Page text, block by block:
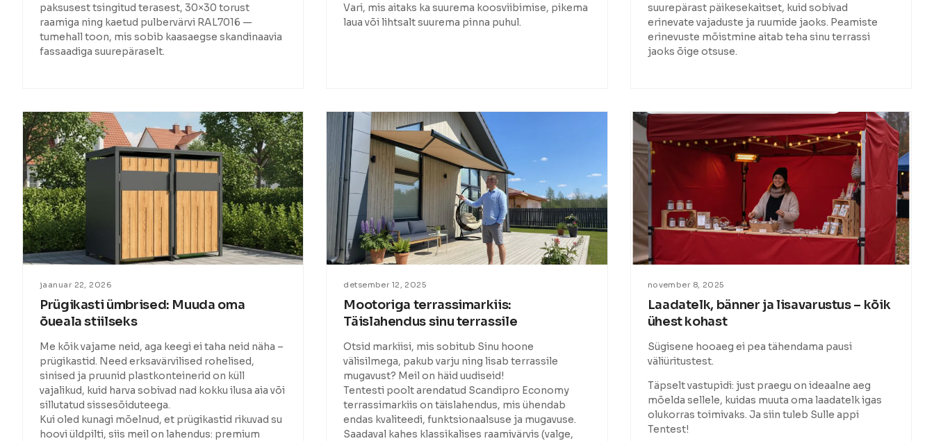
paksusest tsingitud terasest, 30×30 torust
raamiga ning kaetud pulbervärvi RAL7016 —
tumehall toon, mis sobib kaasaegse skandinaavia
fassaadiga suurepäraselt.
Vari, mis aitaks ka suurema koosviibimise, pikema
laua või lihtsalt suurema pinna puhul.
suurepärast päikesekaitset, kuid sobivad
erinevate vajaduste ja ruumide jaoks. Peamiste
erinevuste mõistmine aitab teha sinu terrassi
jaoks õige otsuse.
jaanuar 22, 2026
Prügikasti ümbrised: Muuda oma
õueala stiilseks
Me kõik vajame neid, aga keegi ei taha neid näha –
prügikastid. Need erksavärvilised rohelised,
sinised ja pruunid plastkonteinerid on küll
vajalikud, kuid harva sobivad nad kokku ilusa aia või
sillutatud sissesõiduteega.
Kui oled kunagi mõelnud, et prügikastid rikuvad su
hoovi üldpilti, siis meil on lahendus: premium
detsember 12, 2025
Mootoriga terrassimarkiis:
Täislahendus sinu terrassile
Otsid markiisi, mis sobitub Sinu hoone
välisilmega, pakub varju ning lisab terrassile
mugavust? Meil on häid uudiseid!
Tentesti poolt arendatud Scandipro Economy
terrassimarkiis on täislahendus, mis ühendab
endas kvaliteedi, funktsionaalsuse ja mugavuse.
Saadaval kahes klassikalises raamivärvis (valge,
november 8, 2025
Laadatelk, bänner ja lisavarustus – kõik
ühest kohast
Sügisene hooaeg ei pea tähendama pausi
väliüritustest.
Täpselt vastupidi: just praegu on ideaalne aeg
mõelda sellele, kuidas muuta oma laadatelk igas
olukorras toimivaks. Ja siin tuleb Sulle appi
Tentest!